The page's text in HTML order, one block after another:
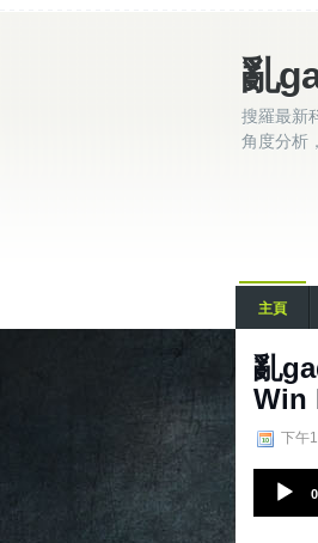
亂
搜羅最新
角度分析
主頁
亂
Win
下午